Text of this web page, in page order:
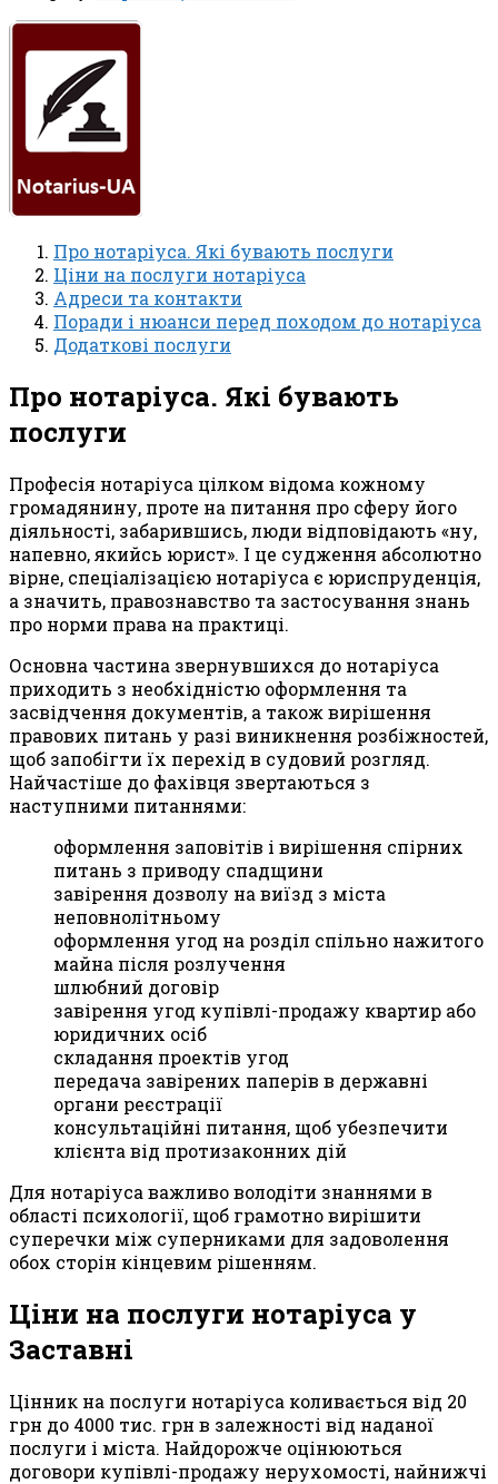
Про нотаріуса. Які бувають послуги
Ціни на послуги нотаріуса
Адреси та контакти
Поради і нюанси перед походом до нотаріуса
Додаткові послуги
Про нотаріуса. Які бувають
послуги
Професія нотаріуса цілком відома кожному
громадянину, проте на питання про сферу його
діяльності, забарившись, люди відповідають «ну,
напевно, якийсь юрист». І це судження абсолютно
вірне, спеціалізацією нотаріуса є юриспруденція,
а значить, правознавство та застосування знань
про норми права на практиці.
Основна частина звернувшихся до нотаріуса
приходить з необхідністю оформлення та
засвідчення документів, а також вирішення
правових питань у разі виникнення розбіжностей,
щоб запобігти їх перехід в судовий розгляд.
Найчастіше до фахівця звертаються з
наступними питаннями:
оформлення заповітів і вирішення спірних
питань з приводу спадщини
завірення дозволу на виїзд з міста
неповнолітньому
оформлення угод на розділ спільно нажитого
майна після розлучення
шлюбний договір
завірення угод купівлі-продажу квартир або
юридичних осіб
складання проектів угод
передача завірених паперів в державні
органи реєстрації
консультаційні питання, щоб убезпечити
клієнта від протизаконних дій
Для нотаріуса важливо володіти знаннями в
області психології, щоб грамотно вирішити
суперечки між суперниками для задоволення
обох сторін кінцевим рішенням.
Ціни на послуги нотаріуса у
Заставні
Цінник на послуги нотаріуса коливається від 20
грн до 4000 тис. грн в залежності від наданої
послуги і міста. Найдорожче оцінюються
договори купівлі-продажу нерухомості, найнижчі